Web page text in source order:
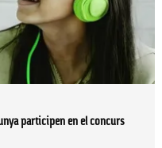
participen en el concurs